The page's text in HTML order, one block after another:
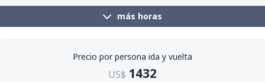
más horas
Precio por persona ida y vuelta
US$ 1432